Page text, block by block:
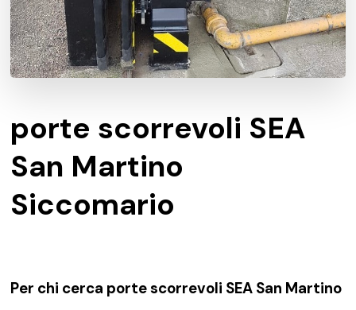
porte scorrevoli SEA
San Martino
Siccomario
Per chi cerca porte scorrevoli SEA San Martino